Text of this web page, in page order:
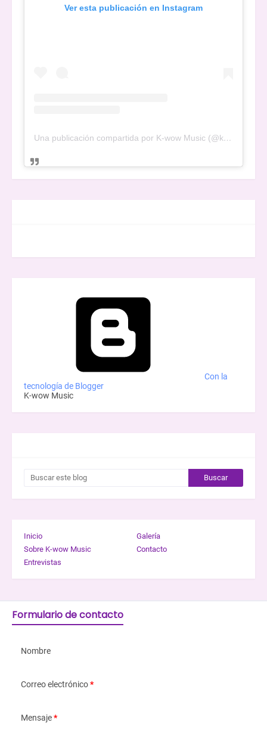
Ver esta publicación en Instagram
Una publicación compartida por K-wow Music (@kwowwmusic)
Con la
tecnología de Blogger
K-wow Music
Inicio
Galería
Sobre K-wow Music
Contacto
Entrevistas
Formulario de contacto
Nombre
Correo electrónico*
Mensaje*